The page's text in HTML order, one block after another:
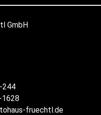
GmbH
244
fruechtl.de